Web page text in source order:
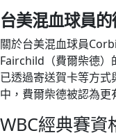
台美混血球員
關於台美混血球員
Fairchild（費爾柴德）
已透過寄送賀卡等方
中，費爾柴德被認為更
WBC經典賽資